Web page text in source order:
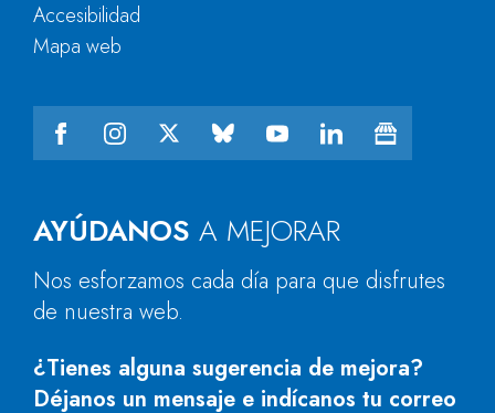
AYÚDANOS A MEJORAR
Nos esforzamos cada día para que disfrutes
de nuestra web.
¿Tienes alguna sugerencia de mejora?
Déjanos un mensaje e indícanos tu correo
Accesibilidad
Mapa web